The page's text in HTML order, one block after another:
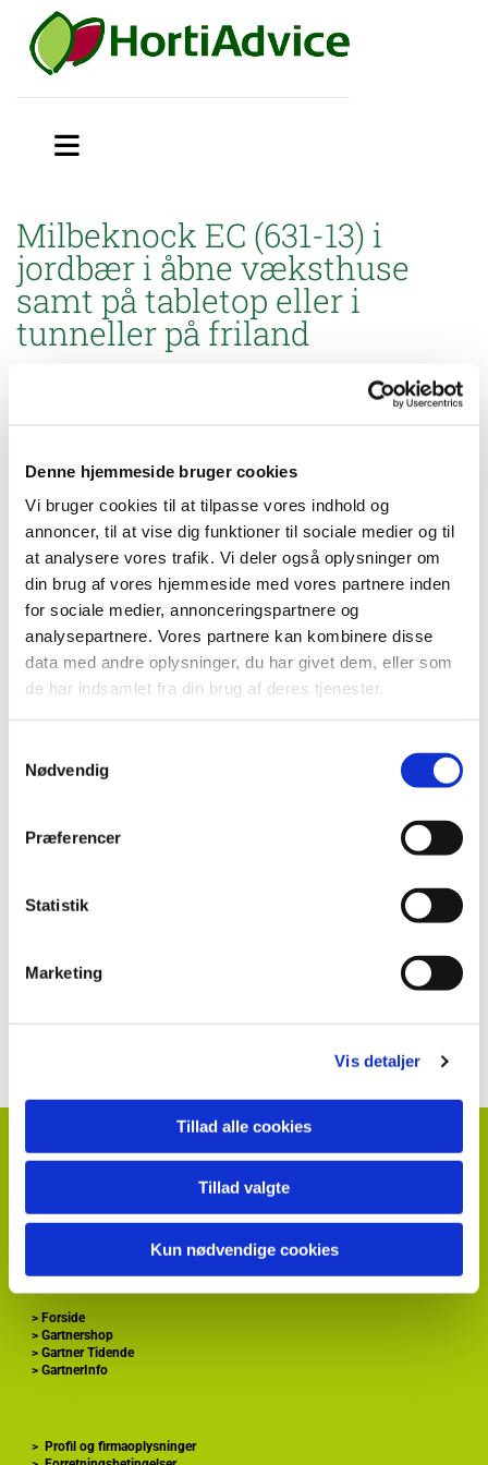
Denne hjemmeside bruger cookies
Vi bruger cookies til at tilpasse vores indhold og
annoncer, til at vise dig funktioner til sociale medier og til
at analysere vores trafik. Vi deler også oplysninger om
din brug af vores hjemmeside med vores partnere inden
for sociale medier, annonceringspartnere og
analysepartnere. Vores partnere kan kombinere disse
data med andre oplysninger, du har givet dem, eller som
de har indsamlet fra din brug af deres tjenester.
Nødvendig
Præferencer
Statistik
Marketing
Vis detaljer
Tillad alle cookies
Tillad valgte
Kun nødvendige cookies
Milbeknock EC (631-13) i
jordbær i åbne væksthuse
samt på tabletop eller i
tunneller på friland
Miljøstyrelsen har godkendt brugsanvisning til mindre
anvendelse af Milbeknock EC (631-13) mod mider i jordbær
dyrket i render i åbne væksthuse samt på tabletop eller i
OBS:
Midlet er afmeldt pr. 26. februar 2026 og der anvendelses- og
opbevaringsforbud fra 16. august 2027.
Brugsanvisning
Milbeknock EC (631-13) i jordbær i åbne væksthuse
Hvidkærvej 29
kontakt@hortiadvice.dk
> Forside
> Gartnershop
> Gartner Tidende
> GartnerInfo
> Profil og firmaoplysninger